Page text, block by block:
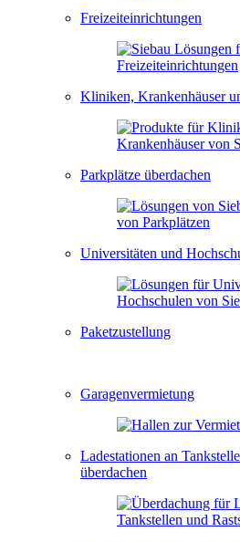
Freizeiteinrichtungen
Kliniken, Krankenhäuser
Parkplätze überdachen
Universitäten und
Paketzustellung
Garagenvermietung
Ladestationen an
überdachen